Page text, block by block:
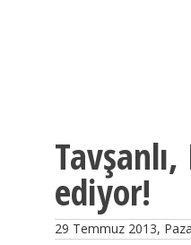
ediyor!
29 Temmuz 2013,